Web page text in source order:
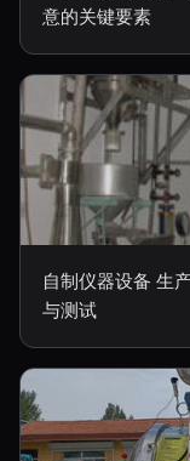
意的关键要素
自制仪器设备 生
与测试